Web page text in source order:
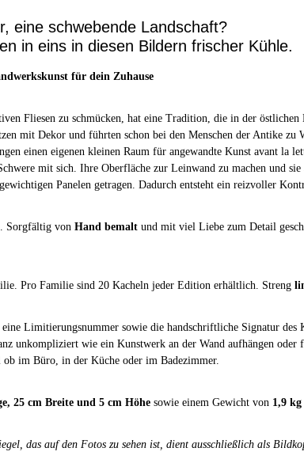
eine schwebende Landschaft?
in eins in diesen Bildern frischer Kühle.
für dein Zuhause
Fliesen zu schmücken, hat eine Tradition, die in der
mit Dekor und führten schon bei den Menschen der Antike
einen eigenen kleinen Raum für angewandte Kunst avant la
mit sich. Ihre Oberfläche zur Leinwand zu machen und
Panelen getragen. Dadurch entsteht ein reizvoller
Sorgfältig von Hand bemalt und mit viel Liebe zum Detail
Pro Familie sind 20 Kacheln jeder Edition erhältlich. Streng
Limitierungsnummer sowie die handschriftliche Signatur
unkompliziert wie ein Kunstwerk an der Wand aufhängen
im Büro, in der Küche oder im Badezimmer.
25 cm Breite und 5 cm Höhe sowie einem Gewicht von 1,9 kg
das auf den Fotos zu sehen ist, dient ausschließlich als